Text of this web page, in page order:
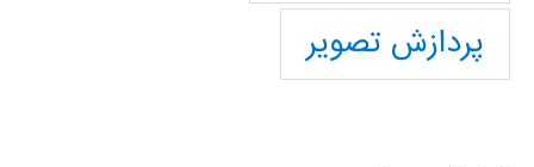
پردازش تصویر